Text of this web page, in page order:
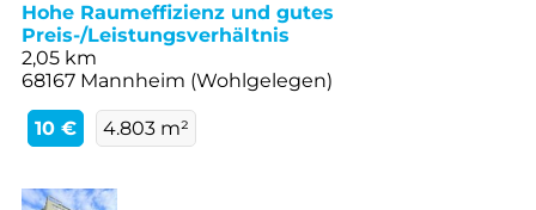
Hohe Raumeffizienz und gutes
Preis-/Leistungsverhältnis
2,05 km
68167 Mannheim (Wohlgelegen)
10 € 4.803 m²